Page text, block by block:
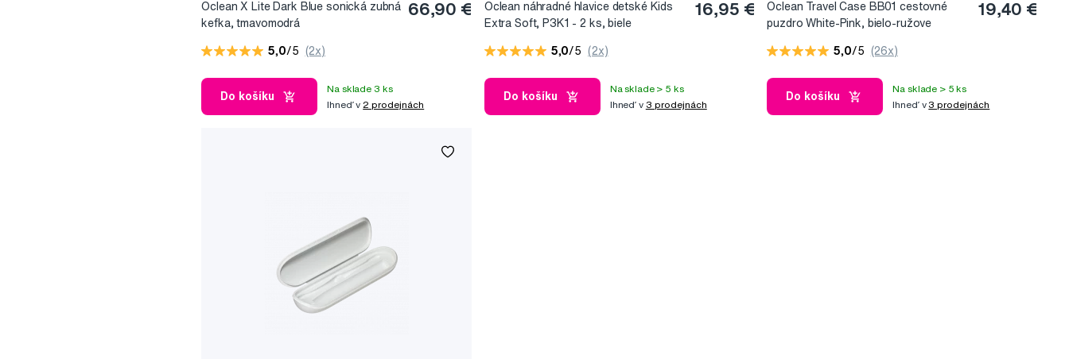
Oclean X Lite Dark Blue sonická zubná
kefka, tmavomodrá
66,90 €
5,0/5 (2x)
Do košíku
Na sklade 3 ks
Ihneď v 2 prodejnách
Oclean náhradné hlavice detské Kids
Extra Soft, P3K1 - 2 ks, biele
16,95 €
5,0/5 (2x)
Do košíku
Na sklade > 5 ks
Ihneď v 3 prodejnách
Oclean Travel Case BB01 cestovné
puzdro White-Pink, bielo-ružove
19,40 €
5,0/5 (26x)
Do košíku
Na sklade > 5 ks
Ihneď v 3 prodejnách